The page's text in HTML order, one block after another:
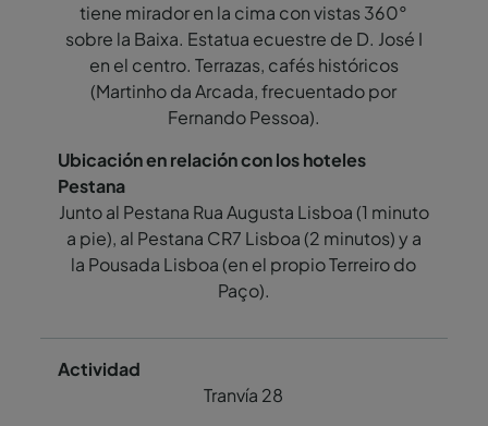
tiene mirador en la cima con vistas 360°
sobre la Baixa. Estatua ecuestre de D. José I
en el centro. Terrazas, cafés históricos
(Martinho da Arcada, frecuentado por
Fernando Pessoa).
Junto al Pestana Rua Augusta Lisboa (1 minuto
a pie), al Pestana CR7 Lisboa (2 minutos) y a
la Pousada Lisboa (en el propio Terreiro do
Paço).
Tranvía 28